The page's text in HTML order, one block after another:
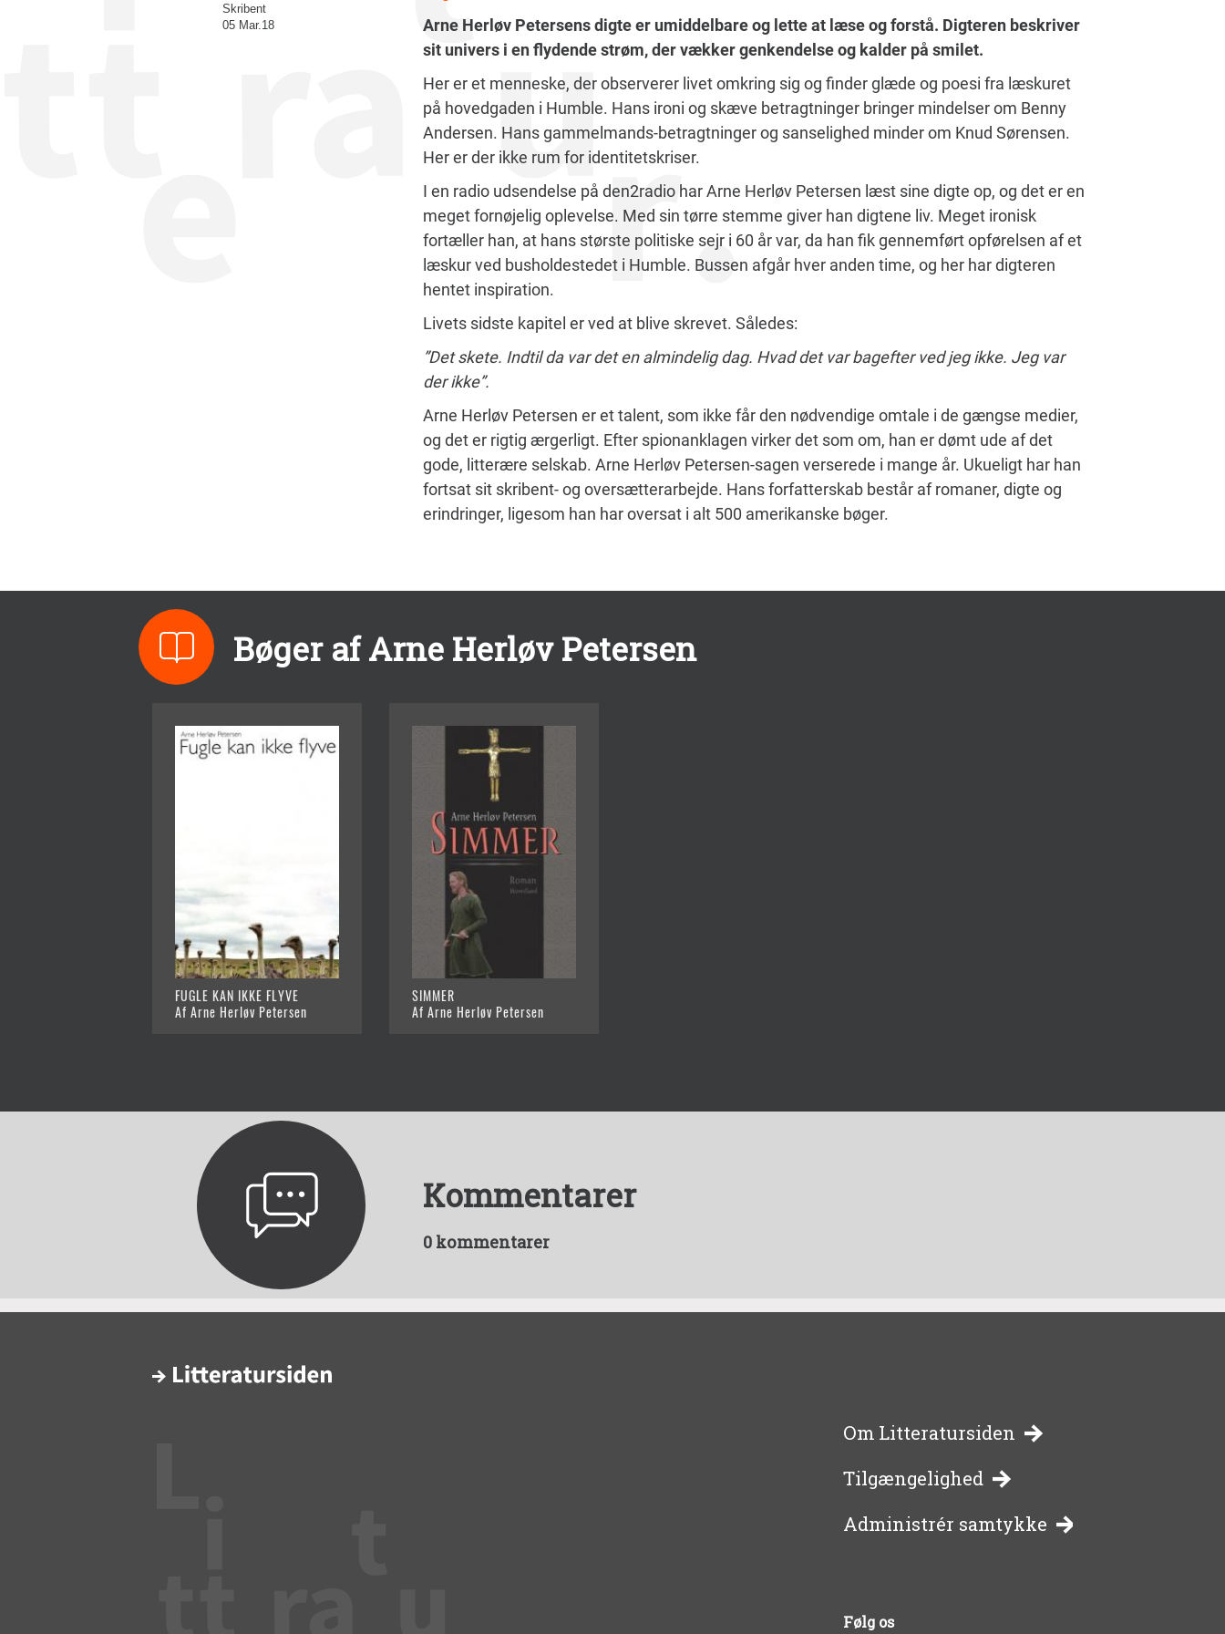
Skribent
05 Mar.18
Arne Herløv Petersens digte er umiddelbare og lette at læse og forstå. Digteren beskriver
sit univers i en flydende strøm, der vækker genkendelse og kalder på smilet.
Her er et menneske, der observerer livet omkring sig og finder glæde og poesi fra læskuret
på hovedgaden i Humble. Hans ironi og skæve betragtninger bringer mindelser om Benny
Andersen. Hans gammelmands-betragtninger og sanselighed minder om Knud Sørensen.
Her er der ikke rum for identitetskriser.
I en radio udsendelse på den2radio har Arne Herløv Petersen læst sine digte op, og det er en
meget fornøjelig oplevelse. Med sin tørre stemme giver han digtene liv. Meget ironisk
fortæller han, at hans største politiske sejr i 60 år var, da han fik gennemført opførelsen af et
læskur ved busholdestedet i Humble. Bussen afgår hver anden time, og her har digteren
hentet inspiration.
Livets sidste kapitel er ved at blive skrevet. Således:
”Det skete. Indtil da var det en almindelig dag. Hvad det var bagefter ved jeg ikke. Jeg var
der ikke”.
Arne Herløv Petersen er et talent, som ikke får den nødvendige omtale i de gængse medier,
og det er rigtig ærgerligt. Efter spionanklagen virker det som om, han er dømt ude af det
gode, litterære selskab. Arne Herløv Petersen-sagen verserede i mange år. Ukueligt har han
fortsat sit skribent- og oversætterarbejde. Hans forfatterskab består af romaner, digte og
erindringer, ligesom han har oversat i alt 500 amerikanske bøger.
Bøger af Arne Herløv Petersen
FUGLE KAN IKKE FLYVE
Af Arne Herløv Petersen
SIMMER
Af Arne Herløv Petersen
Kommentarer
0 kommentarer
-
bibliotekernes
om
Om Litteratursiden
Tilgængelighed
Administrér samtykke
Følg os